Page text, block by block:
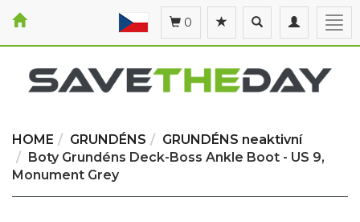
Toggle
navigation
Toggle
search
0
HOME GRUNDÉNS
GRUNDÉNS neaktivní
Boty Grundéns Deck-Boss Ankle Boot - US 9,
Monument Grey